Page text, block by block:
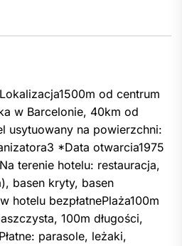
od centrum
w Barcelonie, 40km od
usytuowany na powierzchni:
*Data otwarcia1975
terenie hotelu: restauracja,
basen kryty, basen
hotelu bezpłatnePlaża100m
100m długości,
parasole, leżaki,